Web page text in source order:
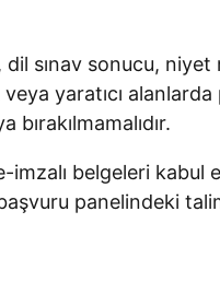
sınav sonucu,
yaratıcı
belgeleri
panelindeki